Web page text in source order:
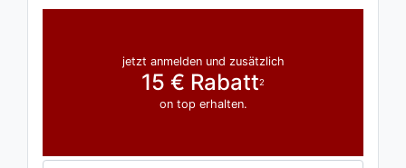
jetzt anmelden und zusätzlich
15 € Rabatt2
on top erhalten.